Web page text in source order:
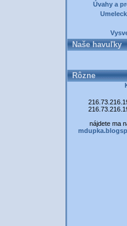
Úvahy a
Naše havuľky
Rôzne
nájdete ma